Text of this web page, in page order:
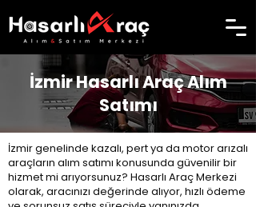
İzmir Hasarlı Araç Alım
Satımı
İzmir genelinde kazalı, pert ya da motor arızalı
araçların alım satımı konusunda güvenilir bir
hizmet mi arıyorsunuz? Hasarlı Araç Merkezi
olarak, aracınızı değerinde alıyor, hızlı ödeme